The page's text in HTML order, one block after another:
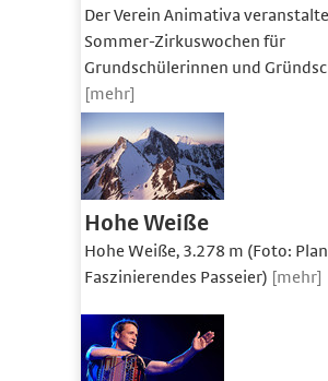
Der Verein Animativa
Sommer-Zirkuswochen für
Grundschülerinnen und
[mehr]
Hohe Weiße
Hohe Weiße, 3.278 m (Foto:
Faszinierendes Passeier) [mehr]